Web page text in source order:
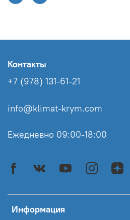
Информация
Контакты
+7 (978) 131-61-21
info@klimat-krym.com
Ежедневно 09:00-18:00